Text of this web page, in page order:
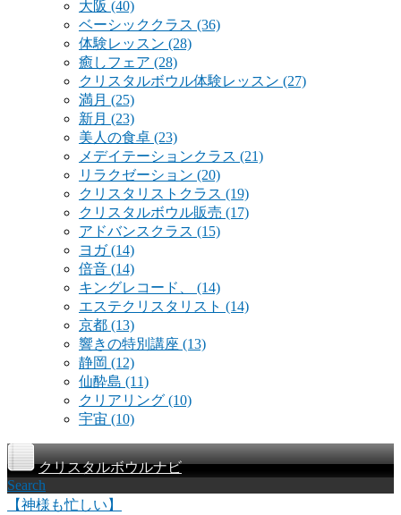
大阪 (40)
ベーシッククラス (36)
体験レッスン (28)
癒しフェア (28)
クリスタルボウル体験レッスン (27)
満月 (25)
新月 (23)
美人の食卓 (23)
メデイテーションクラス (21)
リラクゼーション (20)
クリスタリストクラス (19)
クリスタルボウル販売 (17)
アドバンスクラス (15)
ヨガ(14)
倍音 (14)
キングレコード、 (14)
エステクリスタリスト (14)
京都 (13)
響きの特別講座 (13)
静岡 (12)
仙酔島 (11)
クリアリング (10)
宇宙 (10)
クリスタルボウルナビ
Search
【神様も忙しい】